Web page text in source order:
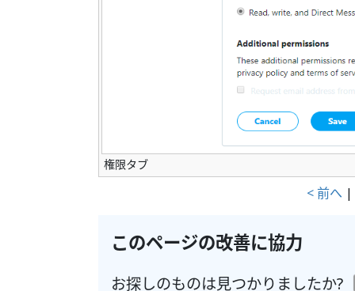
権限タブ
< 前へ |
このページの改善に協力
お探しのものは見つかりましたか?